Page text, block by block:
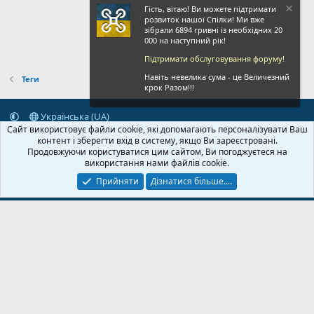
Теги
Українська (UA)
Зворотній зв'язок
Умови і правила
Політика конфіденційності
Дoпoмoга
Головна
R
S
S
© 2020-2026 FPVUA.ORG Розроблено:Magshifter
Гість, вітаю! Ви можете підтримати
розвиток нашої Спілки! Ми вже
зібрали 6894 гривні із необхідних 20
000 на наступний рік!
Підтримати обслуговування форуму!
Навіть невелика сума - це Величезний
крок Разом!!!
Сайт використовує файли cookie, які допомагають персоналізувати Ваш
контент і зберегти вхід в систему, якщо Ви зареєстровані.
Продовжуючи користуватися цим сайтом, Ви погоджуєтеся на
використання нами файлів cookie.
Прийняти
Дізнатися більше....